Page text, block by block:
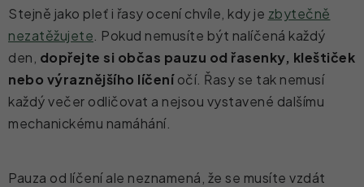
Stejně jako pleť i řasy ocení chvíle, kdy je zbytečně
nezatěžujete . Pokud nemusíte být nalíčená každý
den, dopřejte si občas pauzu od řasenky, kleštiček
nebo výraznějšího líčeníočí. Řasy se tak nemusí
každý večer odličovat a nejsou vystavené dalšímu
mechanickému namáhání.
Pauza od líčení ale neznamená, že se musíte vzdát